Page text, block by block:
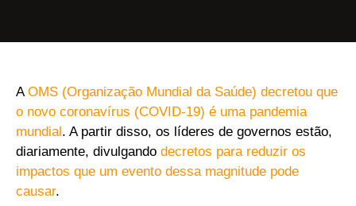
AOMS (Organização Mundial da Saúde) decretou que
o novo coronavírus (COVID-19) é uma pandemia
mundial. A partir disso, os líderes de governos estão,
diariamente, divulgando decretos para reduzir os
impactos que um evento dessa magnitude pode
causar.